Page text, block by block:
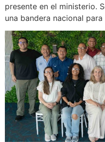
presente en el ministerio.
una bandera nacional